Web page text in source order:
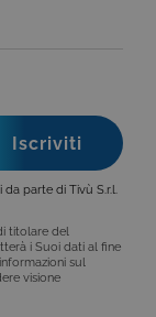
parte di Tivù S.r.l.
titolare del
i Suoi dati al fine
sul
visione